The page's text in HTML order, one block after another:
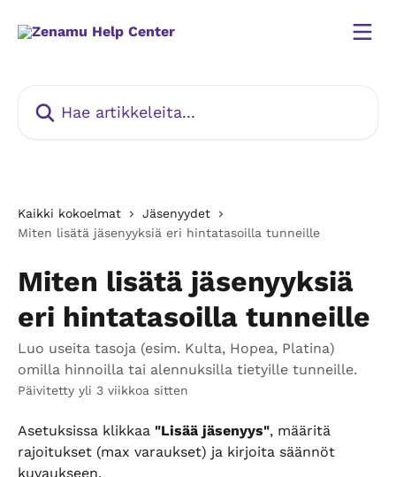
Kaikki kokoelmat
Jäsenyydet
Miten lisätä jäsenyyksiä eri hintatasoilla tunneille
Miten lisätä jäsenyyksiä
eri hintatasoilla tunneille
Luo useita tasoja (esim. Kulta, Hopea, Platina)
omilla hinnoilla tai alennuksilla tietyille tunneille.
Päivitetty yli 3 viikkoa sitten
Asetuksissa klikkaa "Lisää jäsenyys", määritä
rajoitukset (max varaukset) ja kirjoita säännöt
kuvaukseen.